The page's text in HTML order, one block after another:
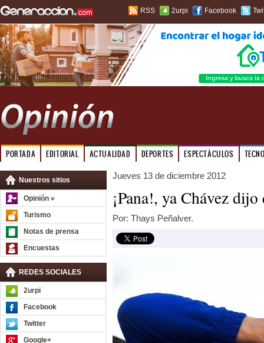
RSS 2urpi Facebook
PORTADA EDITORIAL ACTUALIDAD DEPORTES ESPECTÁCULOS
Nuestros sitios
Opinión »
Turismo
Notas de prensa
Encuestas
REDES SOCIALES
2urpi
Facebook
Twitter
Google+
Jueves 13 de diciembre 2012
¡Pana!, ya Chávez dijo
Por: Thays Peñalver.